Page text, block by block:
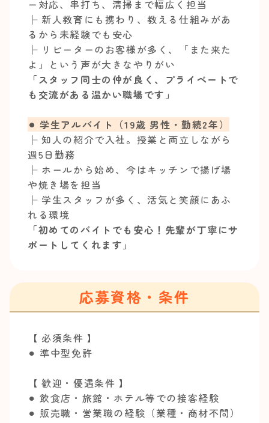
ー対応、串打ち、清掃まで幅広く担当
├ 新人教育にも携わり、教える仕組みがあ
るから未経験でも安心
├ リピーターのお客様が多く、「また来た
よ」という声が大きなやりがい
「スタッフ同士の仲が良く、プライベートで
も交流がある温かい職場です」
⚫︎ 学生アルバイト（19歳 男性・勤続2年）
├ 知人の紹介で入社。授業と両立しながら
週5日勤務
├ ホールから始め、今はキッチンで揚げ場
や焼き場を担当
├ 学生スタッフが多く、活気と笑顔にあふ
れる環境
「初めてのバイトでも安心！先輩が丁寧にサ
ポートしてくれます」
応募資格・条件
【 必須条件 】
⚫︎ 準中型免許
【 歓迎・優遇条件 】
⚫︎ 飲食店・旅館・ホテル等での接客経験
⚫︎ 販売職・営業職の経験（業種・商材不問）